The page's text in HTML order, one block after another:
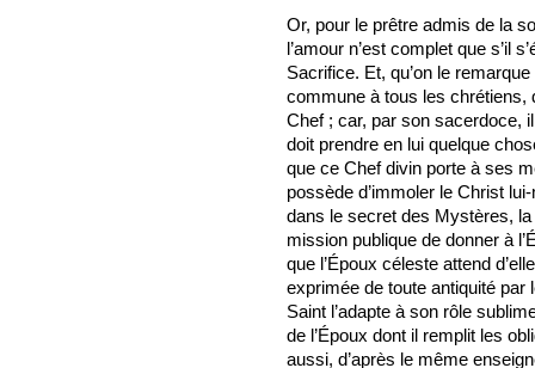
Or, pour le prêtre admis de la
l’amour n’est complet que s’il
Sacrifice. Et, qu’on le
commune à tous les chrétiens,
Chef ; car, par son sacerdoce,
doit prendre en lui quelque
que ce Chef divin porte à ses
possède d’immoler le Christ
dans le secret des Mystères,
mission publique de donner à
que l’Époux céleste attend
exprimée de toute antiquité par
Saint l’adapte à son rôle
de l’Époux dont il remplit les
aussi, d’après le même